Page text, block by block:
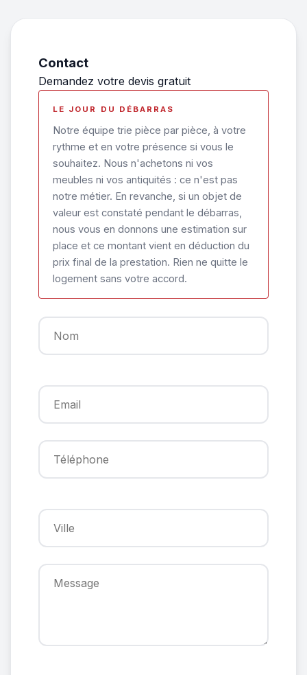
Contact
Demandez votre devis gratuit
LE JOUR DU DÉBARRAS
Notre équipe trie pièce par pièce, à votre
rythme et en votre présence si vous le
souhaitez. Nous n'achetons ni vos
meubles ni vos antiquités : ce n'est pas
notre métier. En revanche, si un objet de
valeur est constaté pendant le débarras,
nous vous en donnons une estimation sur
place et ce montant vient en déduction du
prix final de la prestation. Rien ne quitte le
logement sans votre accord.